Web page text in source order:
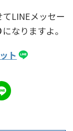
LINEメッセー
になりますよ。
ト